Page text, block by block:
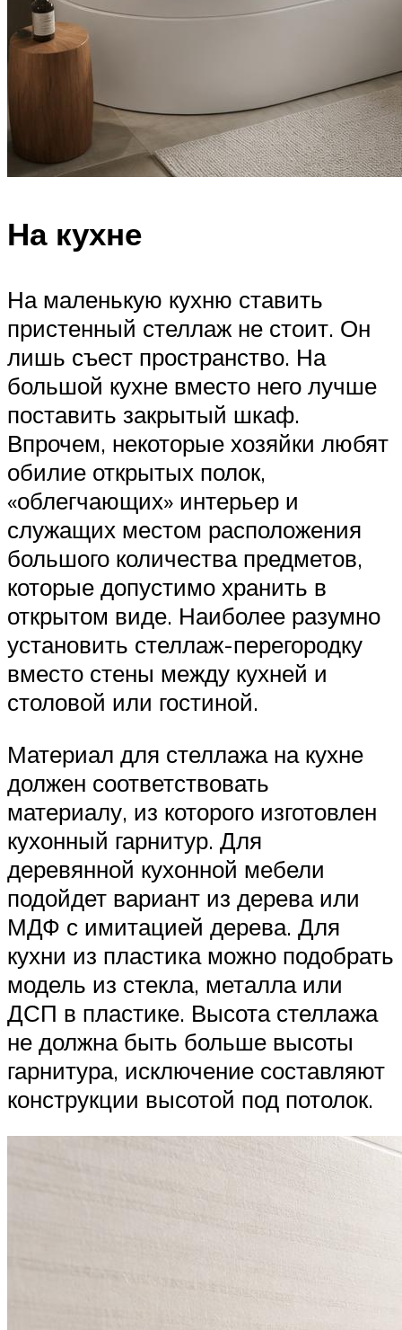
На кухне
На маленькую кухню ставить
пристенный стеллаж не стоит. Он
лишь съест пространство. На
большой кухне вместо него лучше
поставить закрытый шкаф.
Впрочем, некоторые хозяйки любят
обилие открытых полок,
«облегчающих» интерьер и
служащих местом расположения
большого количества предметов,
которые допустимо хранить в
открытом виде. Наиболее разумно
установить стеллаж-перегородку
вместо стены между кухней и
столовой или гостиной.
Материал для стеллажа на кухне
должен соответствовать
материалу, из которого изготовлен
кухонный гарнитур. Для
деревянной кухонной мебели
подойдет вариант из дерева или
МДФ с имитацией дерева. Для
кухни из пластика можно подобрать
модель из стекла, металла или
ДСП в пластике. Высота стеллажа
не должна быть больше высоты
гарнитура, исключение составляют
конструкции высотой под потолок.